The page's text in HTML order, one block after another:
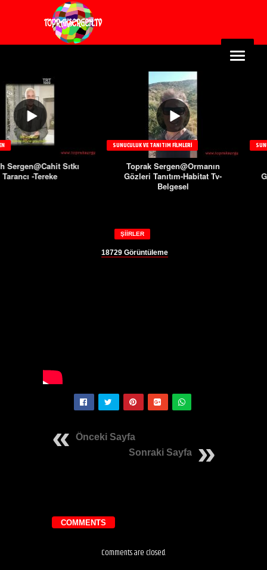
Sıtkı
SUNUCULUK VE TANITIM FILMLERI
Toprak Sergen@Ormanın
Gözleri Tanıtım-Habitat Tv-
SUNUCULUK VE
Gözleri 10-
ŞIIRLER
18729 Görüntüleme
Önceki Sayfa
Sonraki Sayfa
COMMENTS
Comments are closed.